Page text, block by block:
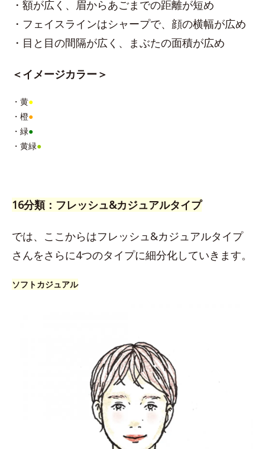
・額が広く、眉からあごまでの距離が短め
・フェイスラインはシャープで、顔の横幅が広め
・目と目の間隔が広く、まぶたの面積が広め
＜イメージカラー＞
・黄●
・橙●
・緑●
・黄緑●
16分類：フレッシュ&カジュアルタイプ
では、ここからはフレッシュ&カジュアルタイプ
さんをさらに4つのタイプに細分化していきます。
ソフトカジュアル